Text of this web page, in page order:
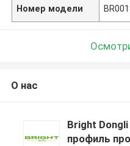
Номер модели
О нас
Bright
профиль